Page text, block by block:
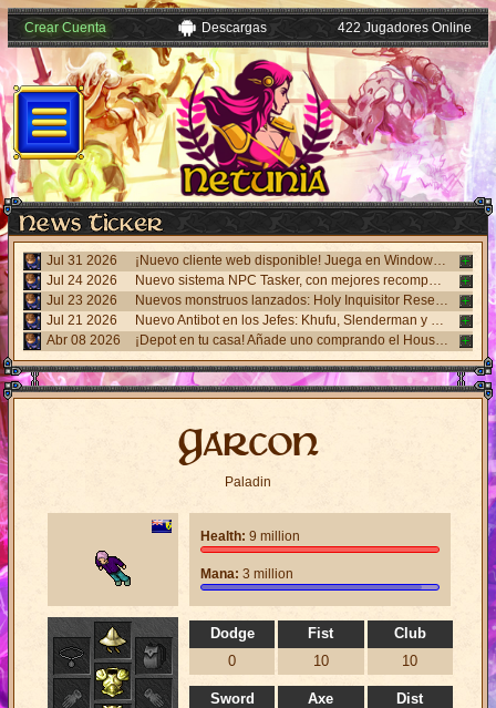
Crear Cuenta Descargas 422 Jugadores Online
Jul 31 2026
¡Nuevo cliente web disponible! Juega en Windows, Android y iPhone sin necesidad de instalar nada. Accede desde el panel "Mi Cuenta".
Jul 24 2026
Nuevo sistema NPC Tasker, con mejores recompensas y tareas de eventos. Visita al NPC Tasker con el Cliente Universal actualizado.
Jul 23 2026
Nuevos monstruos lanzados: Holy Inquisitor Reset 4000 y Gunsmoke Reset 4200. Refinación en la estatua Rigel, caza 6.
Jul 21 2026
Nuevo Antibot en los Jefes: Khufu, Slenderman y Carnage. Responde un desafío visual al hablar con los NPCs guardias para acceder a las salas.
Abr 08 2026
¡Depot en tu casa! Añade uno comprando el House Depot Pack en la Shop. Límite de 1 por casa.
Garcon
Paladin
Dodge
0
Fist
10
Club
10
Sword
Axe
Dist
Health: 9 million
Mana: 3 million